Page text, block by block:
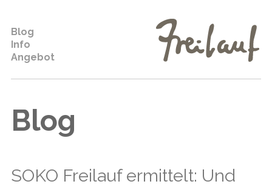
Blog
Info
Angebot
Blog
SOKO Freilauf ermittelt: Und